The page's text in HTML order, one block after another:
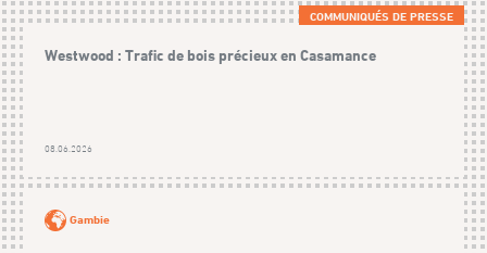
COMMUNIQUÉS DE PRESSE
Westwood : Trafic de bois précieux en Casamance
08.06.2026
Gambie